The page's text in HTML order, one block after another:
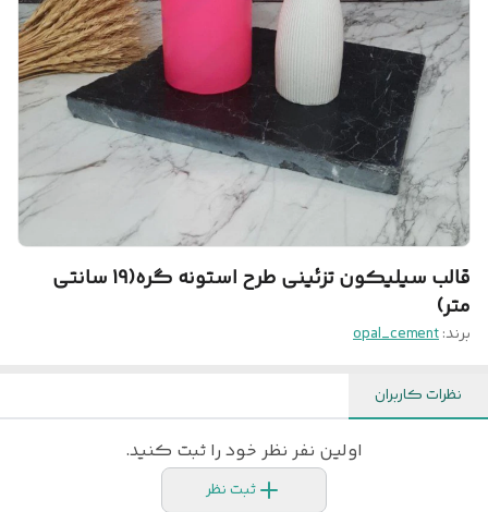
قالب سیلیکون تزئینی طرح استونه گره(19 سانتی
متر)
برند:opal_cement
نظرات کاربران
اولین نفر نظر خود را ثبت کنید.
ثبت نظر